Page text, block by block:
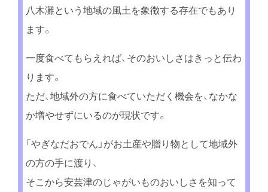
八木灘という地域の風土を象徴する存在でもあり
ます。
一度食べてもらえれば、そのおいしさはきっと伝わ
ります。
ただ、地域外の方に食べていただく機会を、なかな
か増やせずにいるのが現状です。
「やぎなだおでん」がお土産や贈り物として地域外
の方の手に渡り、
そこから安芸津のじゃがいものおいしさを知って